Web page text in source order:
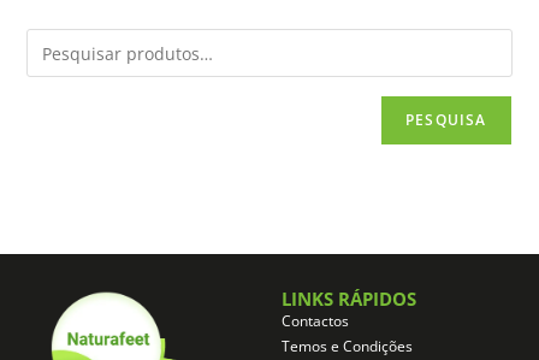
PESQUISA
LINKS RÁPIDOS
Contactos
Temos e Condições